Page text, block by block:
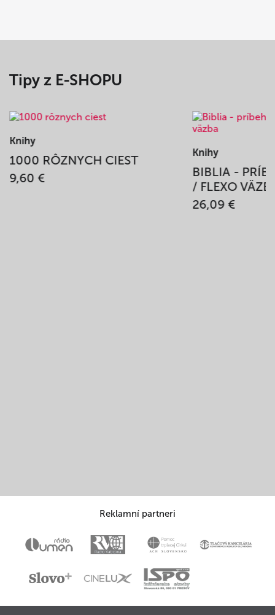
Tipy z E-SHOPU
Knihy
1000 RÔZNYCH CIEST
9,60 €
Knihy
BIBLIA -
/ FLEXO
26,09 €
Reklamní partneri